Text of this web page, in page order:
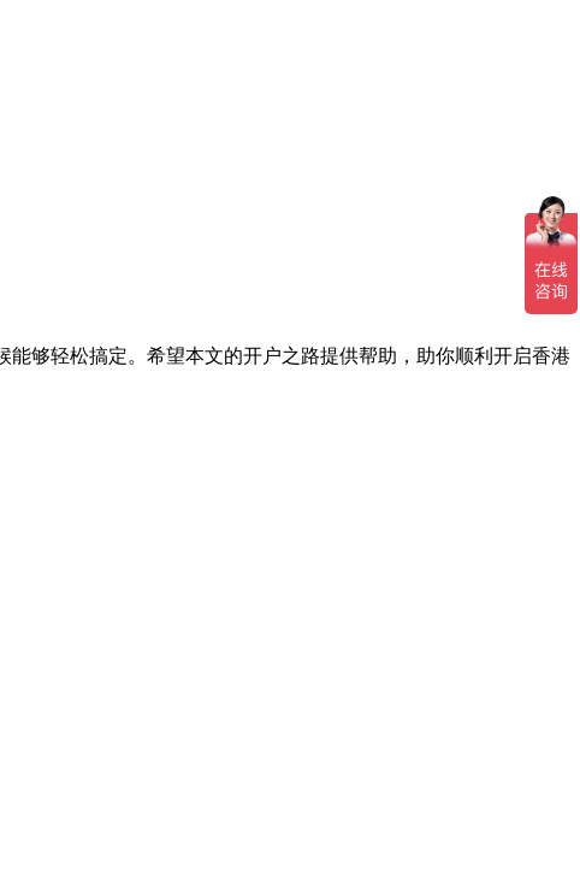
够轻松搞定。希望本文的开户之路提供帮助，助你顺利开启香港